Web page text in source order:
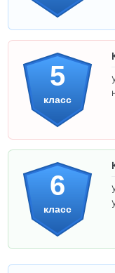
5
класс
6
класс